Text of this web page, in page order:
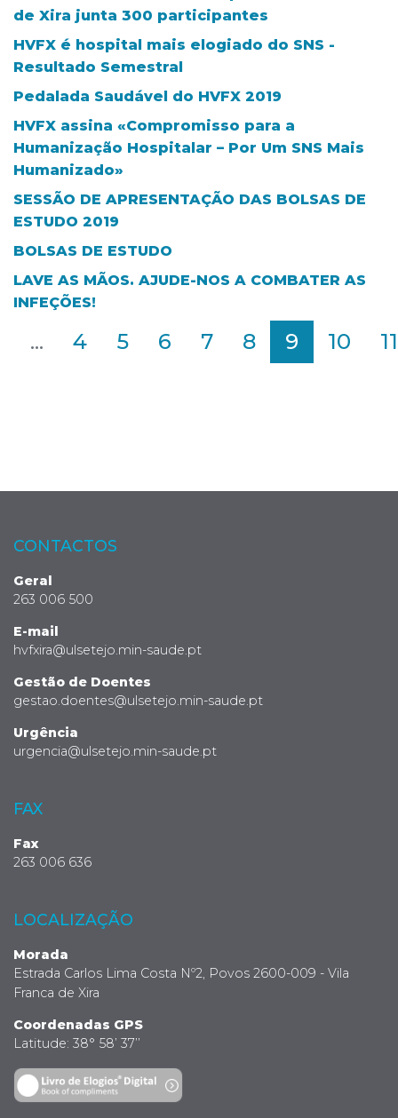
de Xira junta 300 participantes
HVFX é hospital mais elogiado do SNS -
Resultado Semestral
Pedalada Saudável do HVFX 2019
HVFX assina «Compromisso para a
Humanização Hospitalar – Por Um SNS Mais
Humanizado»
SESSÃO DE APRESENTAÇÃO DAS BOLSAS DE
ESTUDO 2019
BOLSAS DE ESTUDO
LAVE AS MÃOS. AJUDE-NOS A COMBATER AS
INFEÇÕES!
... 4 5 6 7 8 9 10 11
CONTACTOS
Geral
263 006 500
E-mail
hvfxira@ulsetejo.min-saude.pt
Gestão de Doentes
gestao.doentes@ulsetejo.min-saude.pt
Urgência
urgencia@ulsetejo.min-saude.pt
FAX
Fax
263 006 636
LOCALIZAÇÃO
Morada
Estrada Carlos Lima Costa Nº2, Povos 2600-009 - Vila
Franca de Xira
Coordenadas GPS
Latitude: 38° 58’ 37’’